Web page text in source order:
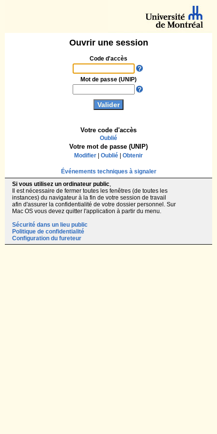
Ouvrir une session
Code d'accès
Votre code d'accès
Oublié
Mot de passe (UNIP)
Votre mot de passe (UNIP)
Modifier Oublié Obtenir
Événements techniques à signaler
Si vous utilisez un ordinateur public,
Il est nécessaire de fermer toutes les fenêtres (de toutes les
instances) du navigateur à la fin de votre session de travail
afin d'assurer la confidentialité de votre dossier personnel. Sur
Mac OS vous devez quitter l'application à partir du menu.
Sécurité dans un lieu public
Politique de confidentialité
Configuration du fureteur